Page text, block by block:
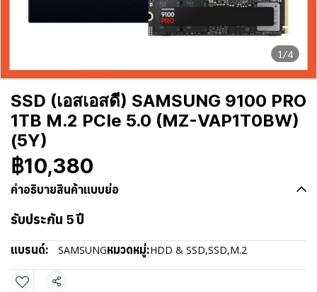
1/4
SSD (เอสเอสดี) SAMSUNG 9100 PRO
1TB M.2 PCIe 5.0 (MZ-VAP1T0BW)
(5Y)
฿10,380
คำอธิบายสินค้าแบบย่อ
รับประกัน 5 ปี
แบรนด์: SAMSUNGหมวดหมู่:HDD & SSD,SSD,M.2
แชร์